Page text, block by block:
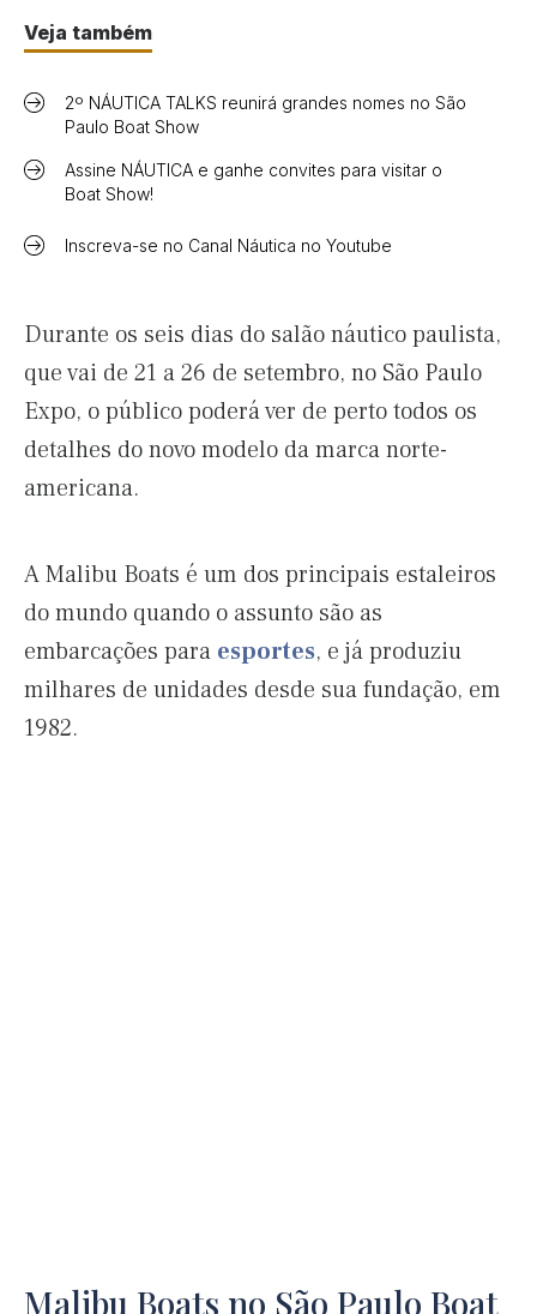
Veja também
2º NÁUTICA TALKS reunirá grandes nomes no São
Paulo Boat Show
Assine NÁUTICA e ganhe convites para visitar o
Boat Show!
Inscreva-se no Canal Náutica no Youtube
Durante os seis dias do salão náutico paulista,
que vai de 21 a 26 de setembro, no São Paulo
Expo, o público poderá ver de perto todos os
detalhes do novo modelo da marca norte-
americana.
A Malibu Boats é um dos principais estaleiros
do mundo quando o assunto são as
embarcações para esportes, e já produziu
milhares de unidades desde sua fundação, em
1982.
Malibu Boats no São Paulo Boat